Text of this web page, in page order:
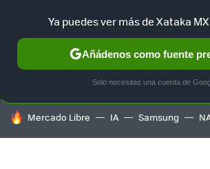
MENÚ
GAMING HOME AUTO
HOY SE HABLA DE
Mercado Libre IA Samsung
Ya puedes ver más de Xataka
Añádenos como fuente
Solo necesitas una cuenta de